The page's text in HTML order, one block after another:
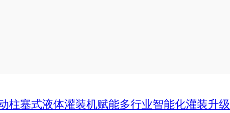
柱塞式液体灌装机赋能多行业智能化灌装升级